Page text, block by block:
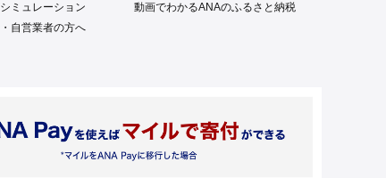
ミュレーション
動画でわかるANAのふるさと納税
自営業者の方へ